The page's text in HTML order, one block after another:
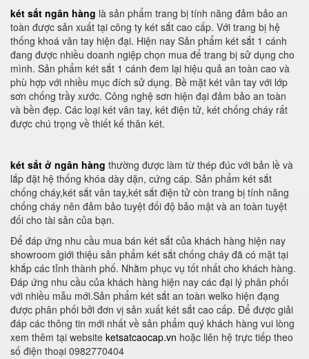
két sắt ngân hàng là sản phẩm trang bị tính năng đảm bảo an
toàn được sản xuất tại công ty két sắt cao cấp. Với trang bị hệ
thống khoá vân tay hiện đại. Hiện nay Sản phẩm két sắt 1 cánh
đang được nhiều doanh ngiệp chọn mua để trang bị sử dụng cho
mình. Sản phẩm két sắt 1 cánh đem lại hiệu quả an toàn cao và
phù hợp với nhiều mục đích sử dụng. Bề mặt két vân tay với lớp
sơn chống trầy xước. Công nghệ sơn hiện đại đảm bảo an toàn
và bền đẹp. Các loại két vân tay, két điện tử, két chống cháy rất
được chú trọng về thiết kế thân két.
két sắt ở ngân hàng thường được làm từ thép đúc với bản lề và
lắp đặt hệ thống khóa dày dặn, cứng cáp. Sản phẩm két sắt
chống cháy,két sắt vân tay,két sắt điện tử còn trang bị tính năng
chống cháy nên đảm bảo tuyệt đối độ bảo mật và an toàn tuyệt
đối cho tài sản của bạn.
Để đáp ứng nhu cầu mua bán két sắt của khách hàng hiện nay
showroom giới thiệu sản phẩm két sắt chống cháy đã có mặt tại
khắp các tỉnh thành phố. Nhằm phục vụ tốt nhất cho khách hàng.
Đáp ứng nhu cầu của khách hàng hiện nay các đại lý phân phối
với nhiều mẫu mới.Sản phẩm két sắt an toàn welko hiện đạng
được phân phối bởi đơn vị sản xuất két sắt cao cấp. Để được giải
đáp các thông tin mới nhất về sản phẩm quý khách hàng vui lòng
xem thêm tại website ketsatcaocap.vn hoặc liên hệ trực tiếp theo
số điện thoại 0982770404